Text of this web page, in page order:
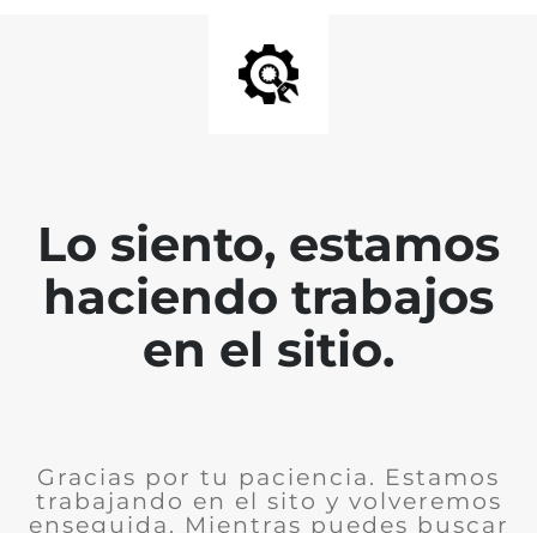
Lo siento, estamos
haciendo trabajos
en el sitio.
Gracias por tu paciencia. Estamos
trabajando en el sito y volveremos
enseguida. Mientras puedes buscar